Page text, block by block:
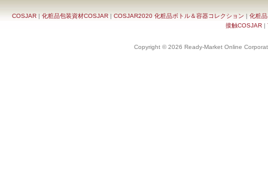
COSJAR | 化粧品包装資材COSJAR | COSJAR2020 化粧品ボトル＆容器コレクション | 化粧
接触COSJAR|
Copyright © 2026 Ready-Market Online